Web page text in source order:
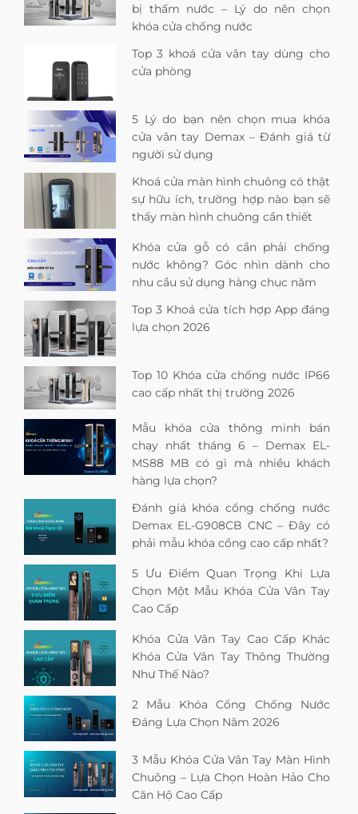
bị thấm nước – Lý do nên chọn
khóa cửa chống nước
Top 3 khoá cửa vân tay dùng cho
cửa phòng
5 Lý do bạn nên chọn mua khóa
cửa vân tay Demax – Đánh giá từ
người sử dụng
Khoá cửa màn hình chuông có thật
sự hữu ích, trường hợp nào bạn sẽ
thấy màn hình chuông cần thiết
Khóa cửa gỗ có cần phải chống
nước không? Góc nhìn dành cho
nhu cầu sử dụng hàng chục năm
Top 3 Khoá cửa tích hợp App đáng
lựa chọn 2026
Top 10 Khóa cửa chống nước IP66
cao cấp nhất thị trường 2026
Mẫu khóa cửa thông minh bán
chạy nhất tháng 6 – Demax EL-
MS88 MB có gì mà nhiều khách
hàng lựa chọn?
Đánh giá khóa cổng chống nước
Demax EL-G908CB CNC – Đây có
phải mẫu khóa cổng cao cấp nhất?
5 Ưu Điểm Quan Trọng Khi Lựa
Chọn Một Mẫu Khóa Cửa Vân Tay
Cao Cấp
Khóa Cửa Vân Tay Cao Cấp Khác
Khóa Cửa Vân Tay Thông Thường
Như Thế Nào?
2 Mẫu Khóa Cổng Chống Nước
Đáng Lựa Chọn Năm 2026
3 Mẫu Khóa Cửa Vân Tay Màn Hình
Chuông – Lựa Chọn Hoàn Hảo Cho
Căn Hộ Cao Cấp